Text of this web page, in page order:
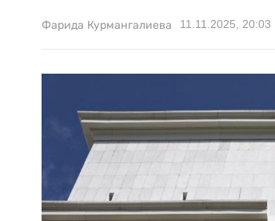
Фарида Курмангалиева 11.11.2025, 20:03